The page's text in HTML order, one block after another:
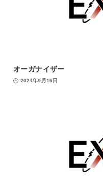
オーガナイザー
2024年9月16日